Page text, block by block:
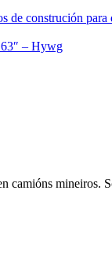
camións mineiros.